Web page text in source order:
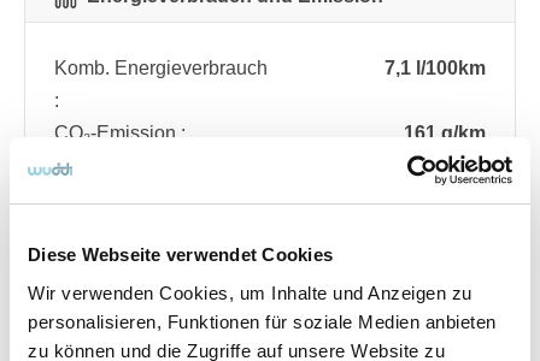
Diese Webseite verwendet Cookies
Wir verwenden Cookies, um Inhalte und Anzeigen zu
personalisieren, Funktionen für soziale Medien anbieten
zu können und die Zugriffe auf unsere Website zu
Komb. Energieverbrauch
:
7,1 l/100km
CO₂-Emission :
161 g/km
CO₂-Klasse :
F
Angebotsnummer ABO76.321